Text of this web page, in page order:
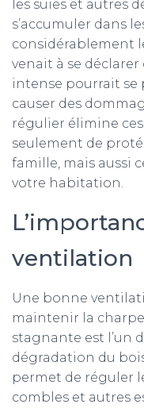
les suies et autres
s’accumuler dans
considérablement
venait à se
intense pourrait se
causer des
régulier élimine
seulement de
famille, mais aussi
votre habitation.
ventilation
Une bonne
maintenir la
stagnante est l’un
dégradation du
permet de réguler
combles et autres